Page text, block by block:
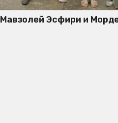
Мавзолей Эсфири и